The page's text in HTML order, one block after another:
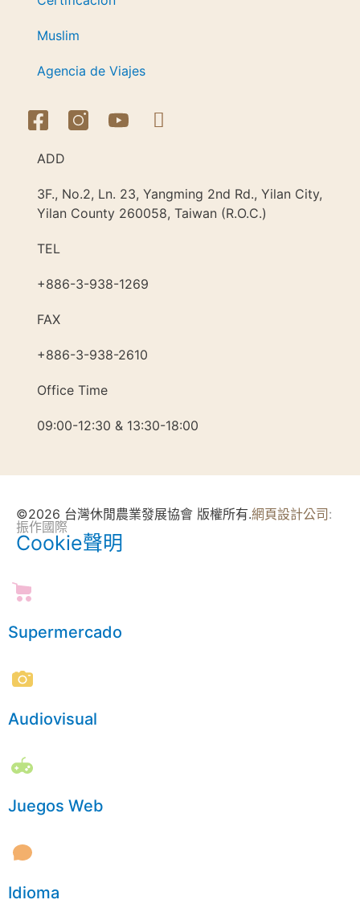
Muslim
Agencia de Viajes
ADD
3F., No.2, Ln. 23, Yangming 2nd Rd., Yilan City,
Yilan County 260058, Taiwan (R.O.C.)
TEL
+886-3-938-1269​
FAX
+886-3-938-2610
Office Time
09:00-12:30 & 13:30-18:00
©2026 台灣休閒農業發展協會 版權所有.網頁設計公司:
振作國際
Cookie聲明
Supermercado
Audiovisual
Juegos Web
Idioma